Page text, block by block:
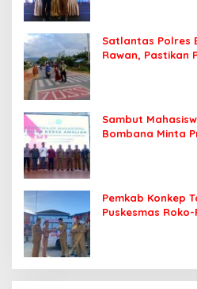
Satlantas Polres
Rawan, Pastikan
Sambut
Bombana Minta
Pemkab Konkep
Puskesmas Roko-